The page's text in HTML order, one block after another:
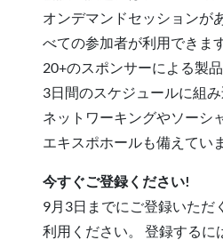
オンデマンドセッションが
べての参加者が利用できま
20+のスポンサーによる製
3日間のスケジュールに組
ネットワーキングやソーシ
エキスポホールも備えてい
今すぐご登録ください!
9月3日までにご登録いただ
利用ください。 登録するに